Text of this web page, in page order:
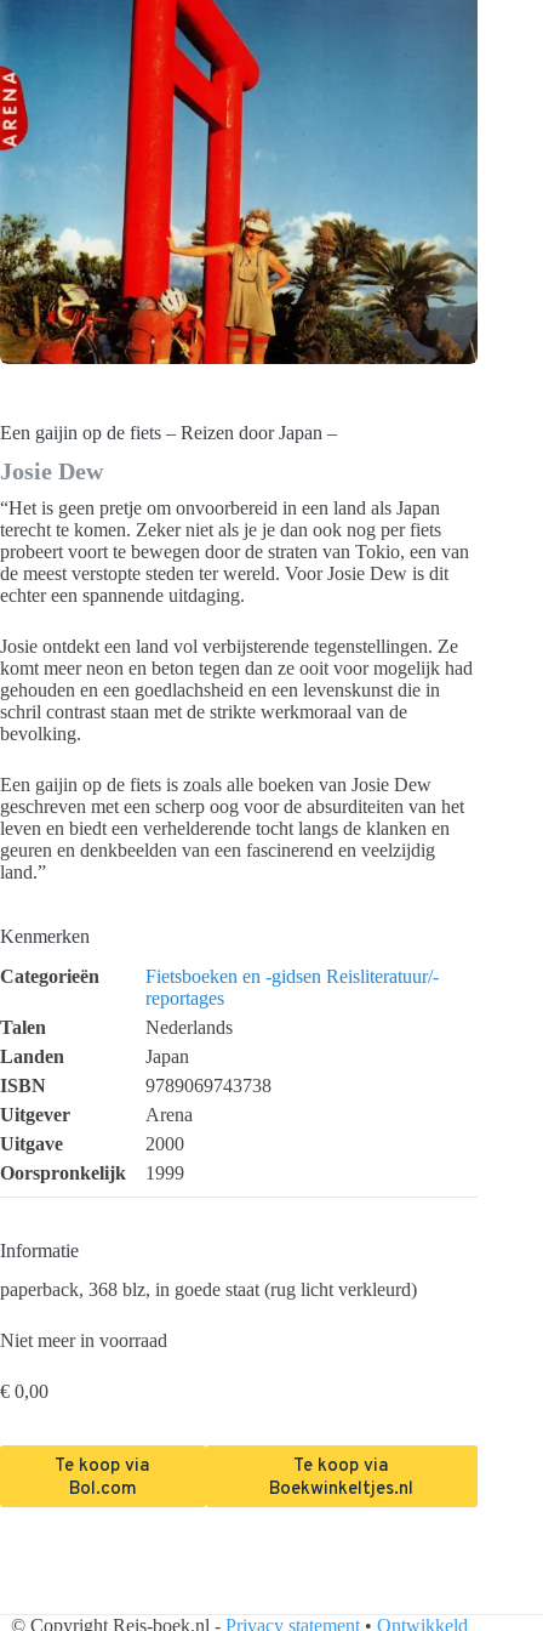
Een gaijin op de fiets – Reizen door Japan –
Josie Dew
“Het is geen pretje om onvoorbereid in een land als Japan
terecht te komen. Zeker niet als je je dan ook nog per fiets
probeert voort te bewegen door de straten van Tokio, een van
de meest verstopte steden ter wereld. Voor Josie Dew is dit
echter een spannende uitdaging.
Josie ontdekt een land vol verbijsterende tegenstellingen. Ze
komt meer neon en beton tegen dan ze ooit voor mogelijk had
gehouden en een goedlachsheid en een levenskunst die in
schril contrast staan met de strikte werkmoraal van de
bevolking.
Een gaijin op de fiets is zoals alle boeken van Josie Dew
geschreven met een scherp oog voor de absurditeiten van het
leven en biedt een verhelderende tocht langs de klanken en
geuren en denkbeelden van een fascinerend en veelzijdig
land.”
Kenmerken
Categorieën
Fietsboeken en -gidsen Reisliteratuur/-
reportages
Talen
Nederlands
Landen
Japan
ISBN
9789069743738
Uitgever
Arena
Uitgave
2000
Oorspronkelijk
1999
Informatie
paperback, 368 blz, in goede staat (rug licht verkleurd)
Niet meer in voorraad
€ 0,00
Te koop via
Bol.com
Te koop via
Boekwinkeltjes.nl
© Copyright Reis-boek.nl - Privacy statement • Ontwikkeld